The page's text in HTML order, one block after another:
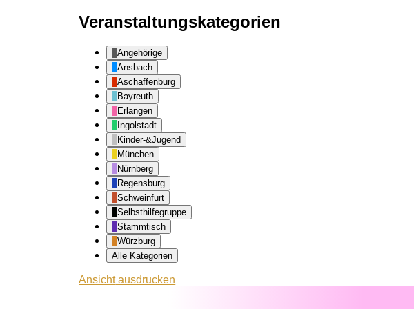
Veranstaltungskategorien
Angehörige
Ansbach
Aschaffenburg
Bayreuth
Erlangen
Ingolstadt
Kinder-&Jugend
München
Nürnberg
Regensburg
Schweinfurt
Selbsthilfegruppe
Stammtisch
Würzburg
Alle Kategorien
Ansichtausdrucken